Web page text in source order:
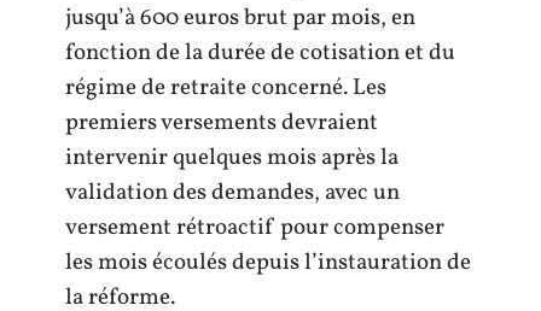
jusqu’à 600 euros brut par mois, en
fonction de la durée de cotisation et du
régime de retraite concerné. Les
premiers versements devraient
intervenir quelques mois après la
validation des demandes, avec un
versement rétroactif pour compenser
les mois écoulés depuis l’instauration de
la réforme.